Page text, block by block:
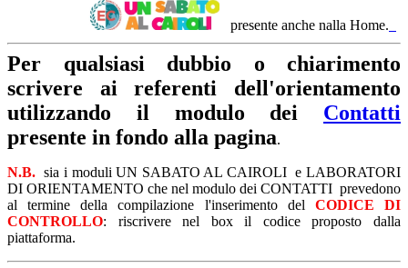
presente anche nalla Home.
Per qualsiasi dubbio o chiarimento
scrivere ai referenti dell'orientamento
utilizzando il modulo dei Contatti
presente in fondo alla pagina.
N.B. sia i moduli UN SABATO AL CAIROLI e LABORATORI
DI ORIENTAMENTO che nel modulo dei CONTATTI prevedono
al termine della compilazione l'inserimento del CODICE DI
CONTROLLO: riscrivere nel box il codice proposto dalla
piattaforma.